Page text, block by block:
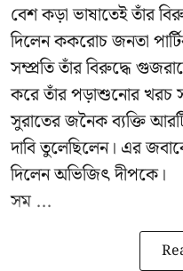
বেশ কড়া ভাষাতেই তাঁর
দিলেন ককরোচ জনতা
সম্প্রতি তাঁর বিরুদ্ধে
করে তাঁর পড়াশুনোর খরচ
সুরাতের জনৈক ব্যক্তি
দাবি তুলেছিলেন। এর
দিলেন অভিজিৎ দীপকে।
সম ...